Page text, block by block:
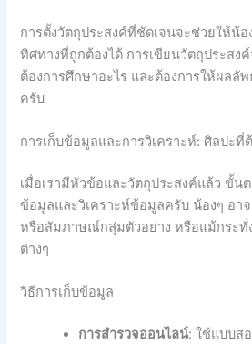
การตั้งวัตถุประสงค์ที่ชัดเจนจะช่วยให้น้อ
ทิศทางที่ถูกต้องได้ การเขียนวัตถุประสงค์
ต้องการศึกษาอะไร และต้องการให้ผลลั
ครับ
การเก็บข้อมูลและการวิเคราะห์: ศิลปะที่
เมื่อเรามีหัวข้อและวัตถุประสงค์แล้ว ขั้น
ข้อมูลและวิเคราะห์ข้อมูลครับ น้องๆ อา
หรือสัมภาษณ์กลุ่มตัวอย่าง หรือแม้กระทั่
ต่างๆ
วิธีการเก็บข้อมูล
การสำรวจออนไลน์: ใช้แบบส